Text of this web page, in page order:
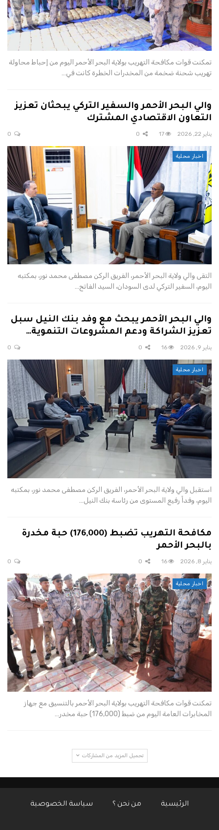
تمكنت قوات مكافحة التهريب بولاية البحر الأحمر اليوم من إحباط محاولة
تهريب شحنة ضخمة من المخدرات الخطرة كانت في…
والي البحر الأحمر والسفير التركي يبحثان تعزيز
التعاون الاقتصادي المشترك
يناير 22, 2026 17
اخبار محلية
التقى والي ولاية البحر الأحمر، الفريق الركن مصطفى محمد نور، بمكتبه
اليوم، السفير التركي لدى السودان، السيد الفاتح…
والي البحر الأحمر يبحث مع وفد بنك النيل سبل
تعزيز الشراكة ودعم المشروعات التنموية…
يناير 9, 2026 16
اخبار محلية
استقبل والي ولاية البحر الأحمر، الفريق الركن مصطفى محمد نور، بمكتبه
اليوم، وفداً رفيع المستوى من رئاسة بنك النيل…
مكافحة التهريب تضبط (176,000) حبة مخدرة
بالبحر الأحمر
يناير 8, 2026 16
اخبار محلية
تمكنت قوات مكافحة التهريب بولاية البحر الأحمر بالتنسيق مع جهاز
المخابرات العامة اليوم من ضبط (176,000) حبة مخدر…
تحميل المزيد من المشاركات
الرئيسية من نحن ؟ سياسة الخصوصية